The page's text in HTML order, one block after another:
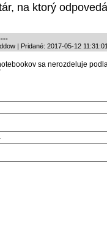
na ktorý
| Pridané: 2017-05-12
sa nerozdeluje